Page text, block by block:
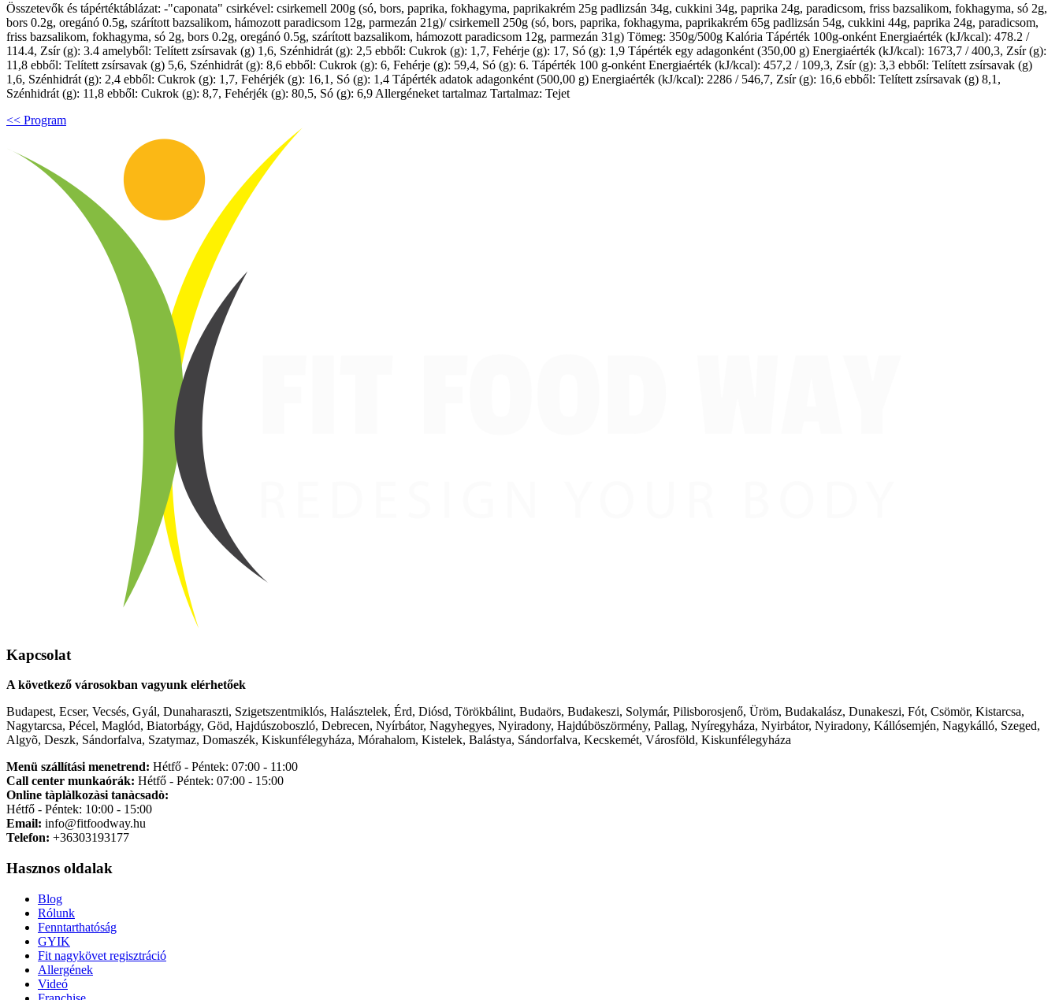
Összetevők és tápértéktáblázat: -"caponata" csirkével: csirkemell 200g (só, bors, paprika, fokhagyma, paprikakrém 25g padlizsán 34g, cukkini 34g, paprika 24g, paradicsom, friss bazsalikom, fokhagyma, só 2g,
bors 0.2g, oregánó 0.5g, szárított bazsalikom, hámozott paradicsom 12g, parmezán 21g)/ csirkemell 250g (só, bors, paprika, fokhagyma, paprikakrém 65g padlizsán 54g, cukkini 44g, paprika 24g, paradicsom,
friss bazsalikom, fokhagyma, só 2g, bors 0.2g, oregánó 0.5g, szárított bazsalikom, hámozott paradicsom 12g, parmezán 31g) Tömeg: 350g/500g Kalória Tápérték 100g-onként Energiaérték (kJ/kcal): 478.2 /
114.4, Zsír (g): 3.4 amelyből: Telített zsírsavak (g) 1,6, Szénhidrát (g): 2,5 ebből: Cukrok (g): 1,7, Fehérje (g): 17, Só (g): 1,9 Tápérték egy adagonként (350,00 g) Energiaérték (kJ/kcal): 1673,7 / 400,3, Zsír (g):
11,8 ebből: Telített zsírsavak (g) 5,6, Szénhidrát (g): 8,6 ebből: Cukrok (g): 6, Fehérje (g): 59,4, Só (g): 6. Tápérték 100 g-onként Energiaérték (kJ/kcal): 457,2 / 109,3, Zsír (g): 3,3 ebből: Telített zsírsavak (g)
1,6, Szénhidrát (g): 2,4 ebből: Cukrok (g): 1,7, Fehérjék (g): 16,1, Só (g): 1,4 Tápérték adatok adagonként (500,00 g) Energiaérték (kJ/kcal): 2286 / 546,7, Zsír (g): 16,6 ebből: Telített zsírsavak (g) 8,1,
Szénhidrát (g): 11,8 ebből: Cukrok (g): 8,7, Fehérjék (g): 80,5, Só (g): 6,9 Allergéneket tartalmaz Tartalmaz: Tejet
<< Program
Kapcsolat
A következő városokban vagyunk elérhetőek
Budapest, Ecser, Vecsés, Gyál, Dunaharaszti, Szigetszentmiklós, Halásztelek, Érd, Diósd, Törökbálint, Budaörs, Budakeszi, Solymár, Pilisborosjenő, Üröm, Budakalász, Dunakeszi, Fót, Csömör, Kistarcsa,
Nagytarcsa, Pécel, Maglód, Biatorbágy, Göd, Hajdúszoboszló, Debrecen, Nyírbátor, Nagyhegyes, Nyiradony, Hajdúböszörmény, Pallag, Nyíregyháza, Nyirbátor, Nyiradony, Kállósemjén, Nagykálló, Szeged,
Algyõ, Deszk, Sándorfalva, Szatymaz, Domaszék, Kiskunfélegyháza, Mórahalom, Kistelek, Balástya, Sándorfalva, Kecskemét, Városföld, Kiskunfélegyháza
Menü szállítási menetrend: Hétfő - Péntek: 07:00 - 11:00
Call center munkaórák: Hétfő - Péntek: 07:00 - 15:00
Online tàplàlkozàsi tanàcsadò:
Hétfő - Péntek: 10:00 - 15:00
Email: info@fitfoodway.hu
Telefon: +36303193177
Hasznos oldalak
Blog
Rólunk
Fenntarthatóság
GYIK
Fit nagykövet regisztráció
Allergének
Videó